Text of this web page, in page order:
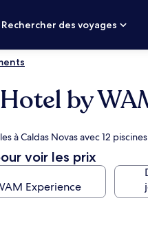
Rechercher des voyages
by
à Caldas Novas avec 12
voir les prix